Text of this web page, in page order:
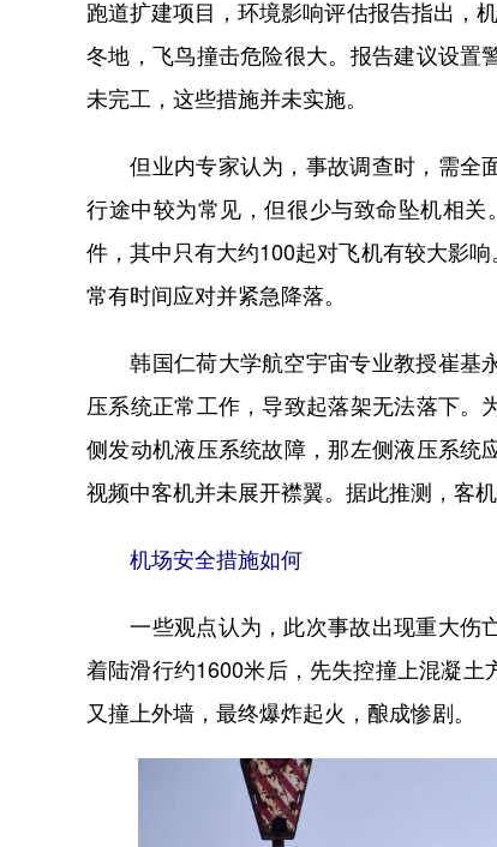
跑道扩建项目，环境影响评估报告指出，
冬地，飞鸟撞击危险很大。报告建议设置
未完工，这些措施并未实施。
但业内专家认为，事故调查时，需全面
行途中较为常见，但很少与致命坠机相
件，其中只有大约100起对飞机有较大影
常有时间应对并紧急降落。
韩国仁荷大学航空宇宙专业教授崔基永
压系统正常工作，导致起落架无法落下。
侧发动机液压系统故障，那左侧液压系统
视频中客机并未展开襟翼。据此推测，客
机场安全措施如何
一些观点认为，此次事故出现重大伤亡
着陆滑行约1600米后，先失控撞上混凝
又撞上外墙，最终爆炸起火，酿成惨剧。